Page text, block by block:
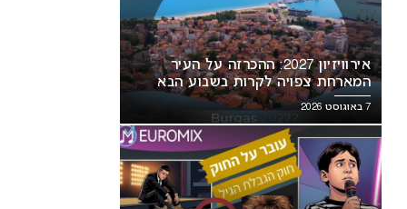
אירוויזיון 2027: ההכרזה על העיר
המארחת צפויה לקרות בשבוע הבא
7 באוגוסט 2026